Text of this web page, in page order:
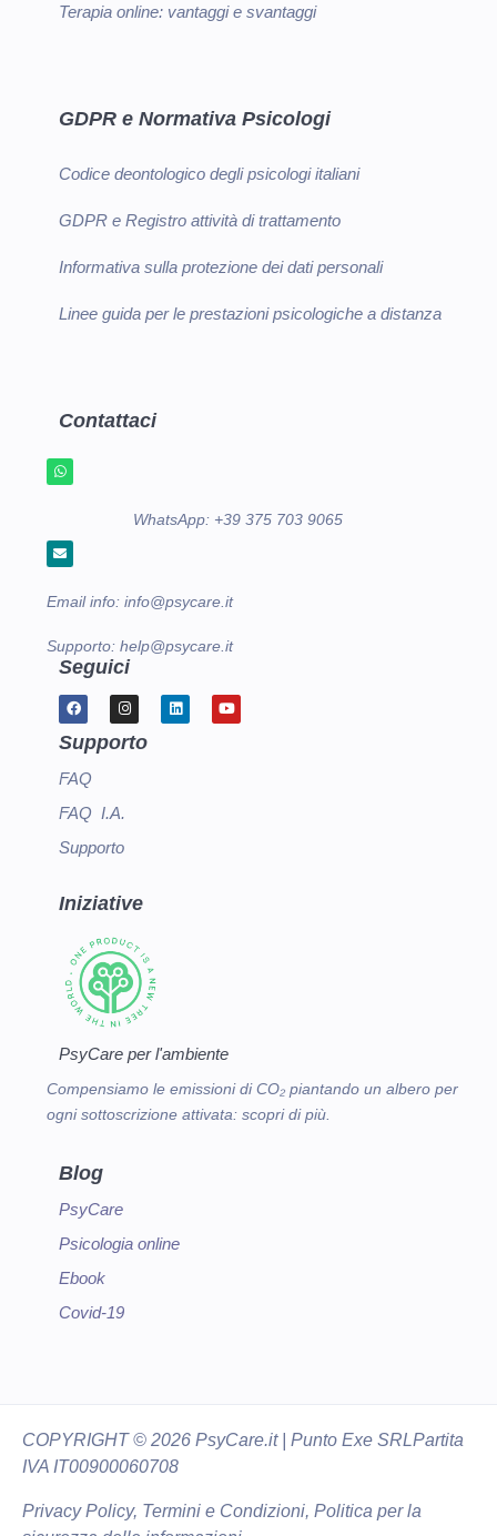
Terapia online: vantaggi e svantaggi
GDPR e Normativa Psicologi
Codice deontologico degli psicologi italiani
GDPR e Registro attività di trattamento
Informativa sulla protezione dei dati personali
Linee guida per le prestazioni psicologiche a distanza
Contattaci
WhatsApp: +39 375 703 9065
Email info: info@psycare.it
Supporto: help@psycare.it
Seguici
Supporto
FAQ
FAQ I.A.
Supporto
Iniziative
PsyCare per l'ambiente
Compensiamo le emissioni di CO₂ piantando un albero per
ogni sottoscrizione attivata: scopri di più.
Blog
PsyCare
Psicologia online
Ebook
Covid-19
COPYRIGHT© 2026 PsyCare.it | Punto Exe SRLPartita
IVA IT00900060708
Privacy Policy, Termini e Condizioni, Politica per la